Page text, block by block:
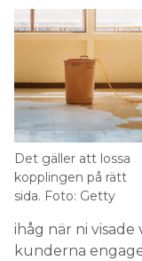
Det gäller att lossa
kopplingen på rätt
sida. Foto: Getty
ihåg när ni
kunderna